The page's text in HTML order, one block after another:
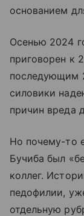
основанием
Осенью 2024
приговорен к
последующим
силовики
причин вреда
Но почему-то
Бучиба был
коллег.
педофилии,
отдельную